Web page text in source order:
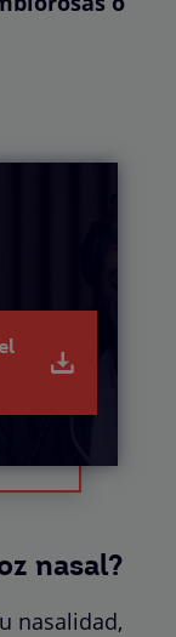
nasal?
nasalidad,